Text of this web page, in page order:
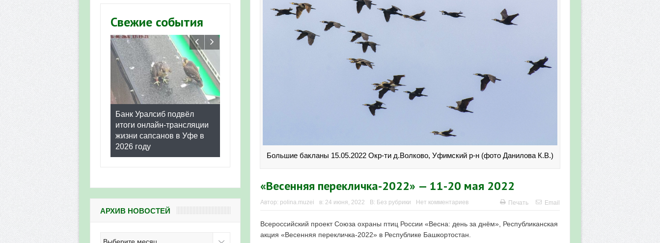
Участие башкирских орнитологов и бердвотчеров в проекте «Развитие программы мониторинга
численности птиц в европейской части России»
«Весенняя перекличка-2026» — 11-20 мая 2026
Мониторинг орнитофауны на постоянных маршрутах в Республике Башкортостан в 2026 году
Большие бакланы 15.05.2022 Окр-ти д.Волково, Уфимский р-н (фото Данилова К.В.)
«Весенняя перекличка-2022» — 11-20 мая 2022
Автор: polina.muzei в: 24 июня, 2022 В: Без рубрики Нет комментариев Печать Email
Всероссийский проект Союза охраны птиц России «Весна: день за днём», Республиканская
акция «Весенняя перекличка-2022» в Республике Башкортостан.
Свежие события
Банк Уралсиб подвёл
итоги онлайн-трансляции
жизни сапсанов в Уфе в
2026 году
АРХИВ НОВОСТЕЙ